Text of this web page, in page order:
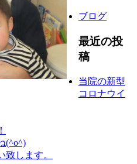
ブログ
最近の投
稿
当院の新型
コロナウイ
(^o^)
致します。